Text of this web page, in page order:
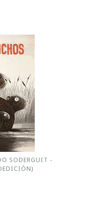
SODERGUIT -